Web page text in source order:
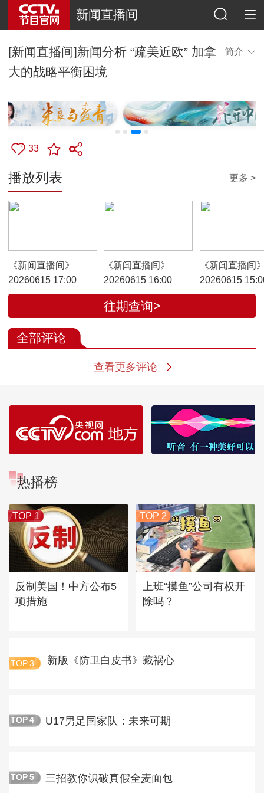
新闻直播间
[新闻直播间]新闻分析 “疏美近欧” 加拿
大的战略平衡困境
简介
33
播放列表 更多 >
《新闻直播间》
20260615 17:00
《新闻直播间》
20260615 16:00
《新闻直播间
20260615
往期查询>
全部评论
查看更多评论
热播榜
TOP 1
反制美国！中方公布5
项措施
TOP 2
上班“摸鱼”公司有权开
除吗？
TOP 3 新版《防卫白皮书》藏祸心
TOP 4 U17男足国家队：未来可期
TOP 5 三招教你识破真假全麦面包